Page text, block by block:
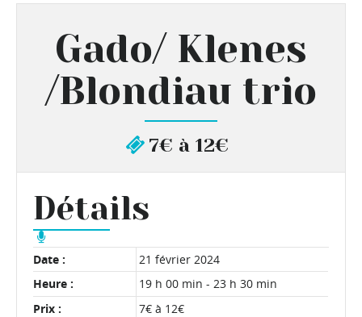
Gado/ Klenes
/Blondiau trio
7€ à 12€
Détails
Date :
21 février 2024
Heure :
19 h 00 min - 23 h 30 min
Prix :
7€ à 12€